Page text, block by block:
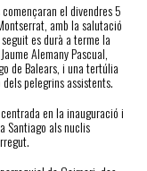
el divendres 5
amb la salutació
es durà a terme la
Alemany Pascual,
de Balears, i una tertúlia
pelegrins assistents.
en la inauguració i
Santiago als nuclis